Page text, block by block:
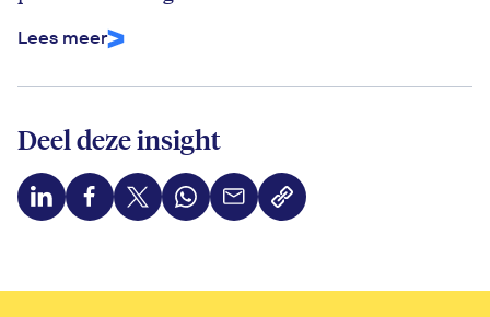
Lees meer
Deel deze insight